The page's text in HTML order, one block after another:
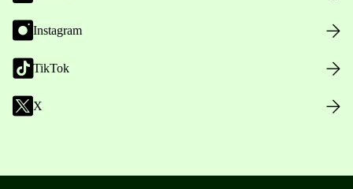
Instagram
TikTok
X